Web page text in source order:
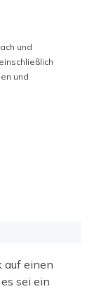
und
und
auf einen
sei ein